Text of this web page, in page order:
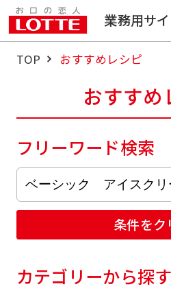
業務用サ
TOP おすすめレシピ
おすすめ
カテゴリーから探す
フリーワード検索
条件をク